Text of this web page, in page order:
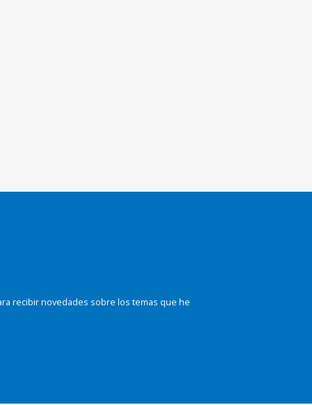
recibir novedades sobre los temas que he